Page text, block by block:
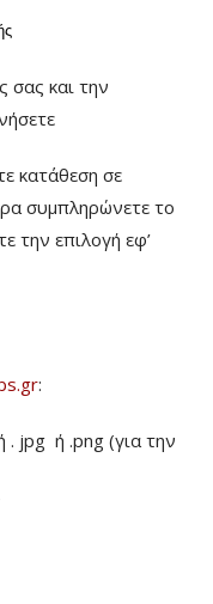
σας και την
κατάθεση σε
συμπληρώνετε το
την επιλογή εφ’
:
jpg ή .png (για την